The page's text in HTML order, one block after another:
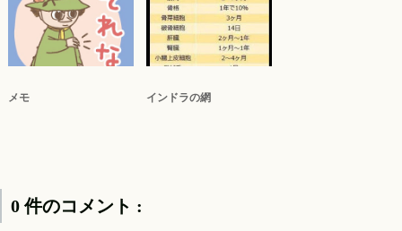
メモ インドラの網
0 件のコメント :